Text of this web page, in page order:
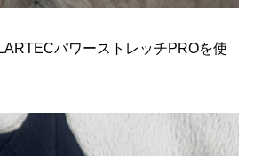
パワーストレッチPROを使